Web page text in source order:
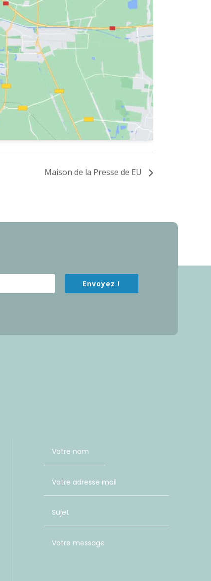
Maison de la Presse de EU
Envoyez !